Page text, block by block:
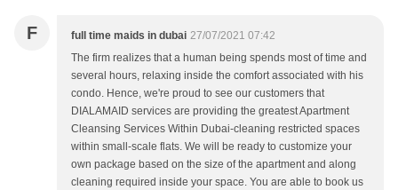
F full time maids in dubai 27/07/2021 07:42
The firm realizes that a human being spends most of time and
several hours, relaxing inside the comfort associated with his
condo. Hence, we're proud to see our customers that
DIALAMAID services are providing the greatest Apartment
Cleansing Services Within Dubai-cleaning restricted spaces
within small-scale flats. We will be ready to customize your
own package based on the size of the apartment and along
cleaning required inside your space. You are able to book us